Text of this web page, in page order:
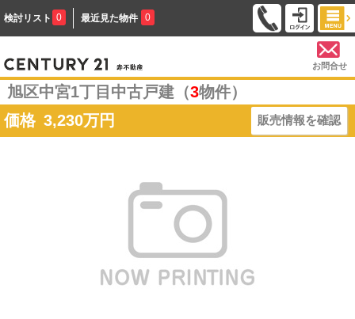
検討リスト 0 最近見た物件 0
お問合せ
旭区中宮1丁目中古戸建（3物件）
価格 3,230万円 販売情報を確認